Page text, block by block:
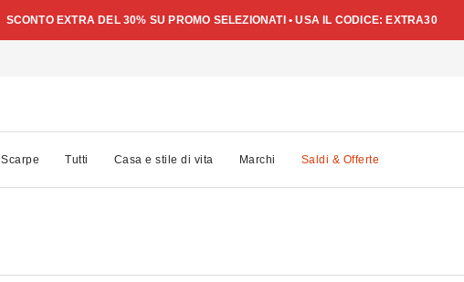
SCONTO EXTRA DEL 30% SU PROMO SELEZIONATI • USA IL CODICE: EXTRA30
Scarpe Tutti Casa e stile di vita Marchi Saldi & Offerte